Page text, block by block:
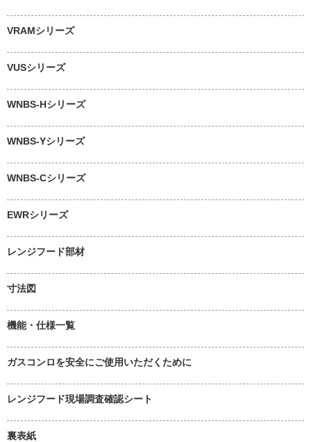
VRAMシリーズ
VUSシリーズ
WNBS-Hシリーズ
WNBS-Yシリーズ
WNBS-Cシリーズ
EWRシリーズ
レンジフード部材
寸法図
機能・仕様一覧
ガスコンロを安全にご使用いただくために
レンジフード現場調査確認シート
裏表紙